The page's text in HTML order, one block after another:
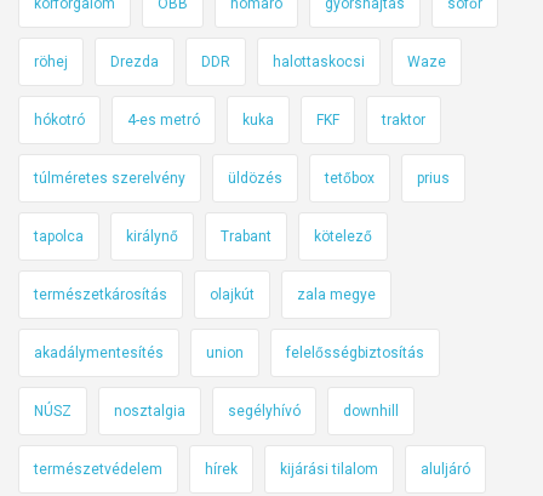
t
t
y
?
P
é
c
s
e
t
ű
körforgalom OBB hómaró gyorshajtás sofőr
röhej Drezda DDR halottaskocsi Waze
hókotró 4-es metró kuka FKF traktor
túlméretes szerelvény üldözés tetőbox prius
tapolca királynő Trabant kötelező
természetkárosítás olajkút zala megye
akadálymentesítés union felelősségbiztosítás
NÚSZ nosztalgia segélyhívó downhill
természetvédelem hírek kijárási tilalom aluljáró